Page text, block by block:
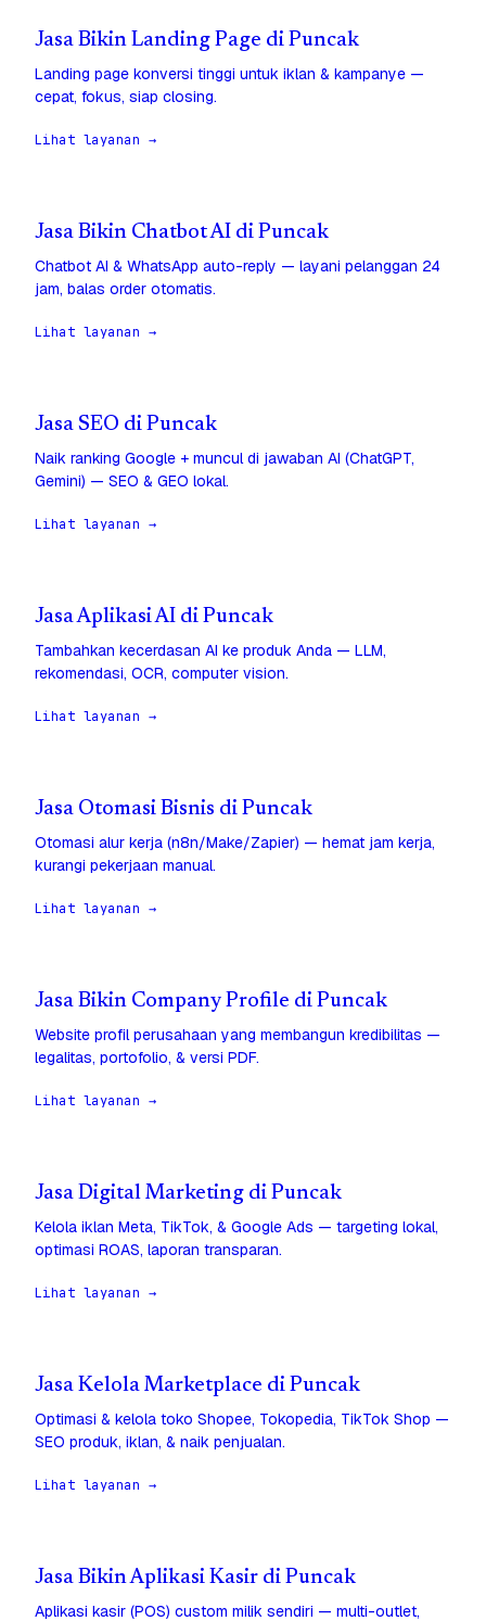
Jasa Bikin Landing Page di Puncak
Landing page konversi tinggi untuk iklan & kampanye —
cepat, fokus, siap closing.
Lihat layanan →
Jasa Bikin Chatbot AI di Puncak
Chatbot AI & WhatsApp auto-reply — layani pelanggan 24
jam, balas order otomatis.
Lihat layanan →
Jasa SEO di Puncak
Naik ranking Google + muncul di jawaban AI (ChatGPT,
Gemini) — SEO & GEO lokal.
Lihat layanan →
Jasa Aplikasi AI di Puncak
Tambahkan kecerdasan AI ke produk Anda — LLM,
rekomendasi, OCR, computer vision.
Lihat layanan →
Jasa Otomasi Bisnis di Puncak
Otomasi alur kerja (n8n/Make/Zapier) — hemat jam kerja,
kurangi pekerjaan manual.
Lihat layanan →
Jasa Bikin Company Profile di Puncak
Website profil perusahaan yang membangun kredibilitas —
legalitas, portofolio, & versi PDF.
Lihat layanan →
Jasa Digital Marketing di Puncak
Kelola iklan Meta, TikTok, & Google Ads — targeting lokal,
optimasi ROAS, laporan transparan.
Lihat layanan →
Jasa Kelola Marketplace di Puncak
Optimasi & kelola toko Shopee, Tokopedia, TikTok Shop —
SEO produk, iklan, & naik penjualan.
Lihat layanan →
Jasa Bikin Aplikasi Kasir di Puncak
Aplikasi kasir (POS) custom milik sendiri — multi-outlet,